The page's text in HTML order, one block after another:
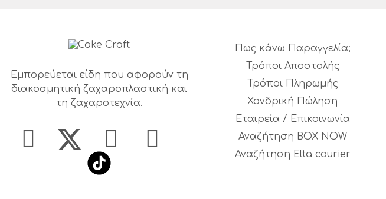
Εμπορεύεται είδη που αφορούν τη
διακοσμητική ζαχαροπλαστική και
τη ζαχαροτεχνία.
Πως κάνω Παραγγελία;
Τρόποι Αποστολής
Τρόποι Πληρωμής
Χονδρική Πώληση
Εταιρεία / Επικοινωνία
Αναζήτηση BOX NOW
Αναζήτηση Elta courier